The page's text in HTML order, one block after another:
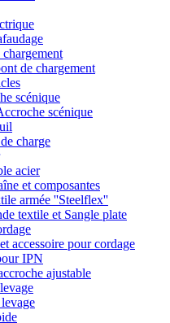
de chargement
scénique
scénique
charge
acier
et composantes
armée ''Steelflex''
textile et Sangle plate
accessoire pour cordage
IPN
ajustable